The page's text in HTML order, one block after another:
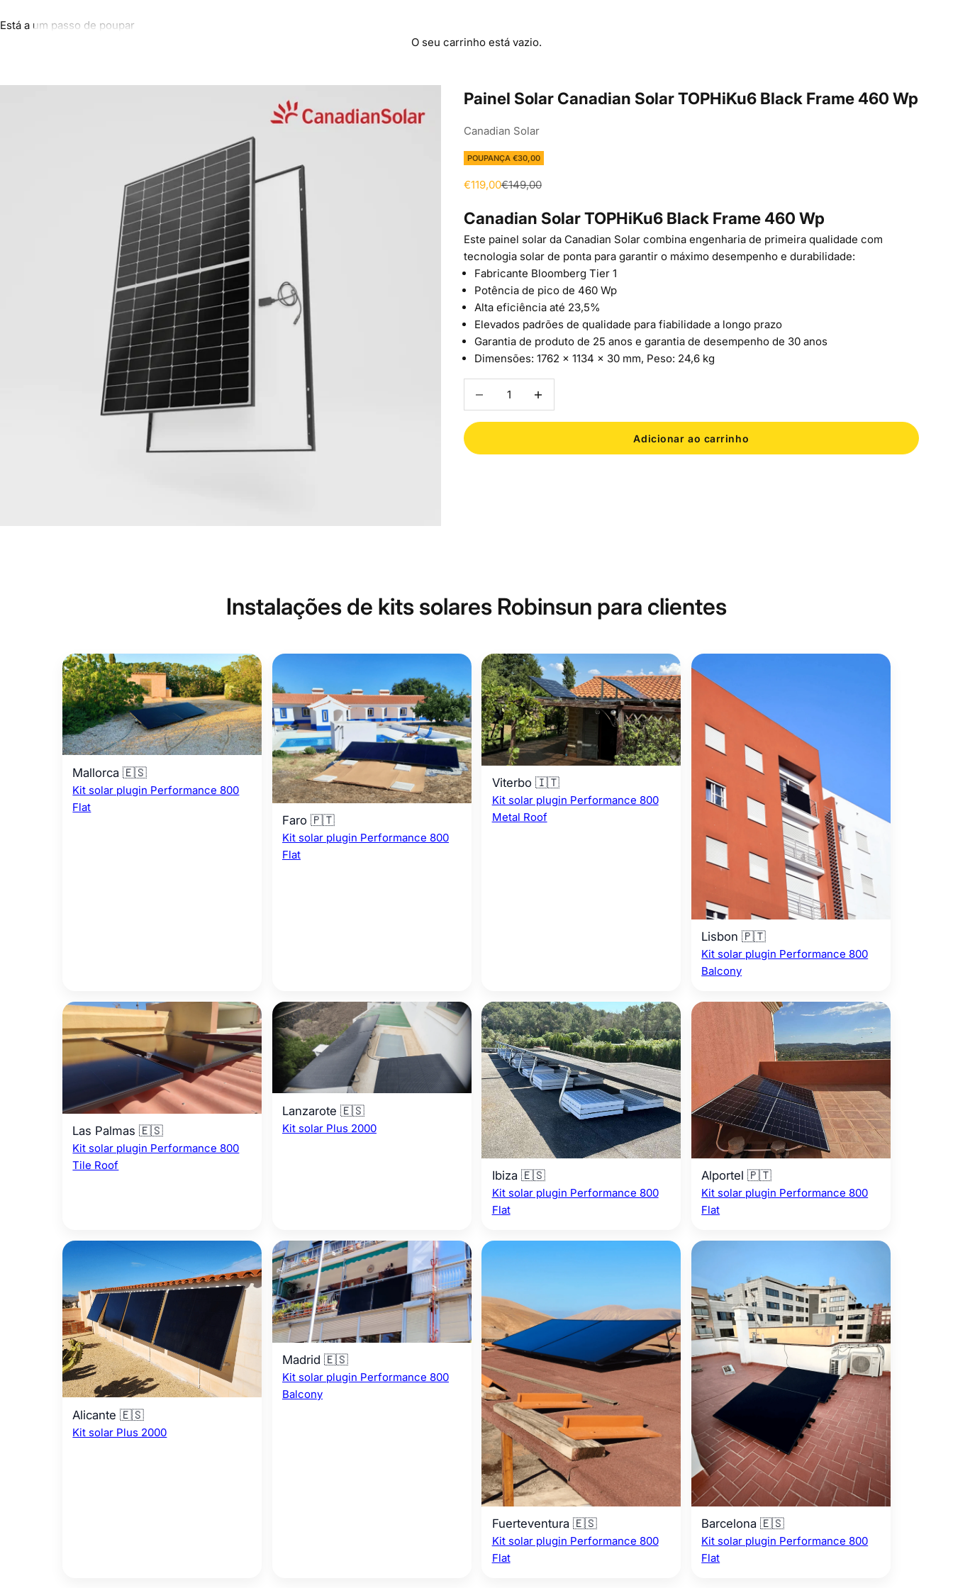
Está a um passo de poupar
O seu carrinho está vazio.
Painel Solar Canadian Solar TOPHiKu6 Black Frame 460 Wp
Canadian Solar
POUPANÇA €30,00
Preço de promoção
€119,00Preço normal
€149,00
Canadian Solar TOPHiKu6 Black Frame 460 Wp
Este painel solar da Canadian Solar combina engenharia de primeira qualidade com
tecnologia solar de ponta para garantir o máximo desempenho e durabilidade:
Fabricante Bloomberg Tier 1
Potência de pico de 460 Wp
Alta eficiência até 23,5%
Elevados padrões de qualidade para fiabilidade a longo prazo
Garantia de produto de 25 anos e garantia de desempenho de 30 anos
Dimensões: 1762 × 1134 × 30 mm, Peso: 24,6 kg
Adicionar ao carrinho
Instalações de kits solares Robinsun para clientes
Mallorca 🇪🇸
Kit solar plugin Performance 800
Flat
Faro 🇵🇹
Kit solar plugin Performance 800
Flat
Viterbo 🇮🇹
Kit solar plugin Performance 800
Metal Roof
Lisbon 🇵🇹
Kit solar plugin Performance 800
Balcony
Las Palmas 🇪🇸
Kit solar plugin Performance 800
Tile Roof
Lanzarote 🇪🇸
Kit solar Plus 2000
Ibiza 🇪🇸
Kit solar plugin Performance 800
Flat
Alportel 🇵🇹
Kit solar plugin Performance 800
Flat
Alicante 🇪🇸
Kit solar Plus 2000
Madrid 🇪🇸
Kit solar plugin Performance 800
Balcony
Fuerteventura 🇪🇸
Kit solar plugin Performance 800
Flat
Barcelona 🇪🇸
Kit solar plugin Performance 800
Flat